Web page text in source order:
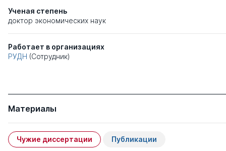
Ученая степень
доктор экономических наук
Работает в организациях
РУДН (Сотрудник)
Материалы
Чужие диссертации Публикации